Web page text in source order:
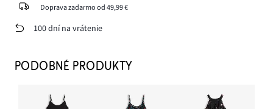
Doprava zadarmo od 49,99 €
100 dní na vrátenie
PODOBNÉ PRODUKTY